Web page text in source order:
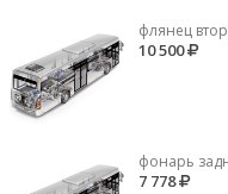
флянец
10 500
фонарь
7 778